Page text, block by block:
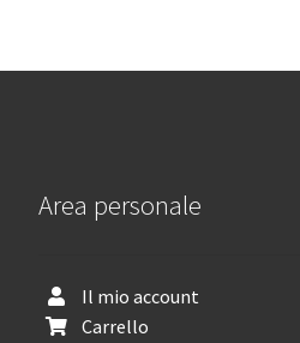
Area personale
Il mio account
Carrello